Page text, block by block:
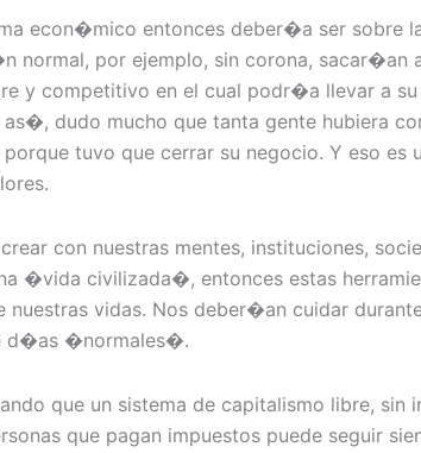
econ�mico entonces deber�a ser sobre
normal, por ejemplo, sin corona, sacar�an
y competitivo en el cual podr�a llevar a
as�, dudo mucho que tanta gente hubiera
tuvo que cerrar su negocio. Y eso es
con nuestras mentes, instituciones,
�vida civilizada�, entonces estas
vidas. Nos deber�an cuidar
d�as �normales�.
que un sistema de capitalismo libre, sin
que pagan impuestos puede seguir